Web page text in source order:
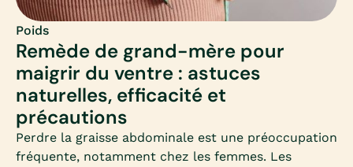
Poids
Remède de grand-mère pour
maigrir du ventre : astuces
naturelles, efficacité et
précautions
Perdre la graisse abdominale est une préoccupation
fréquente, notamment chez les femmes. Les